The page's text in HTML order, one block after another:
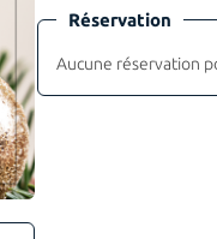
Réservation
Aucune réservation